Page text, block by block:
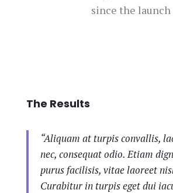
since the launch
The Results
“Aliquam at turpis convallis,
nec, consequat odio. Etiam
purus facilisis, vitae laoreet
Curabitur in turpis eget dui